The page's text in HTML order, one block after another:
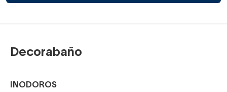
Decorabaño
INODOROS